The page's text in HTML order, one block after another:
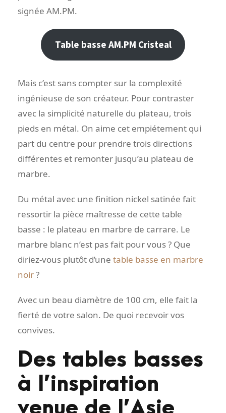
signée AM.PM.
Table basse AM.PM Cristeal
Mais c’est sans compter sur la complexité
ingénieuse de son créateur. Pour contraster
avec la simplicité naturelle du plateau, trois
pieds en métal. On aime cet empiétement qui
part du centre pour prendre trois directions
différentes et remonter jusqu’au plateau de
marbre.
Du métal avec une finition nickel satinée fait
ressortir la pièce maîtresse de cette table
basse : le plateau en marbre de carrare. Le
marbre blanc n’est pas fait pour vous ? Que
diriez-vous plutôt d’une table basse en marbre
noir?
Avec un beau diamètre de 100 cm, elle fait la
fierté de votre salon. De quoi recevoir vos
convives.
Des tables basses
à l’inspiration